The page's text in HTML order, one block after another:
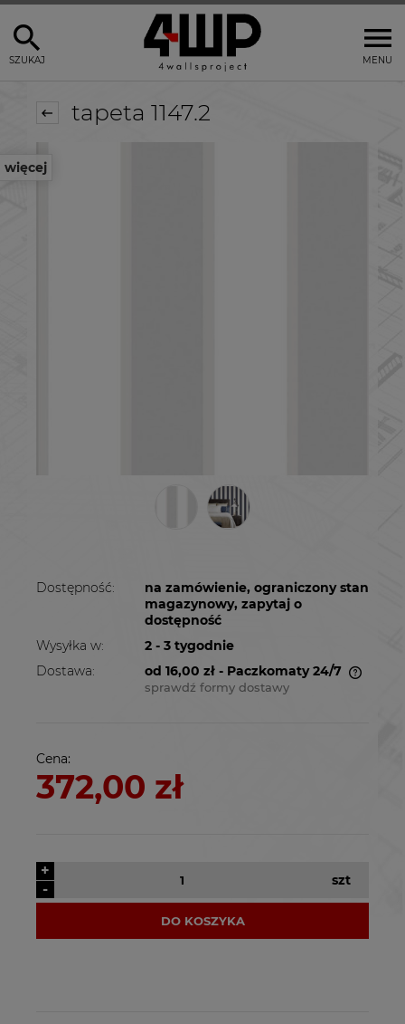
MENU
SZUKAJ
więcej
tapeta 1147.2
Dostępność:
na zamówienie, ograniczony stan
magazynowy, zapytaj o
dostępność
Wysyłka w:
2 - 3 tygodnie
Dostawa:
od 16,00 zł - Paczkomaty 24/7
Cena nie zawiera ewentualnych kosztów
sprawdź formy dostawy
Cena:
372,00 zł
-
+
szt
DO KOSZYKA